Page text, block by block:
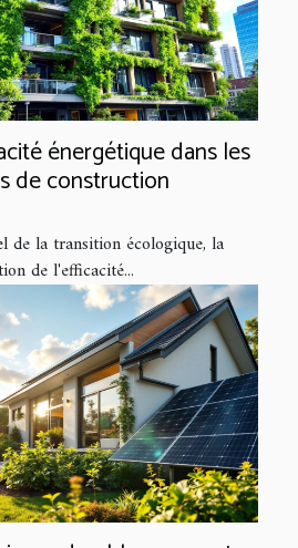
énergétique dans les
de construction
de la transition écologique, la
de l'efficacité...